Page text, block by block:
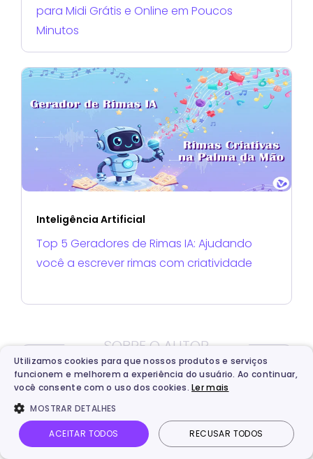
para Midi Grátis e Online em Poucos
Minutos
Inteligência Artificial
Top 5 Geradores de Rimas IA: Ajudando
você a escrever rimas com criatividade
SOBRE O AUTOR
Utilizamos cookies para que nossos produtos e serviços
funcionem e melhorem a experiência do usuário. Ao continuar,
você consente com o uso dos cookies.Ler mais
MOSTRAR DETALHES
ACEITAR TODOS RECUSAR TODOS